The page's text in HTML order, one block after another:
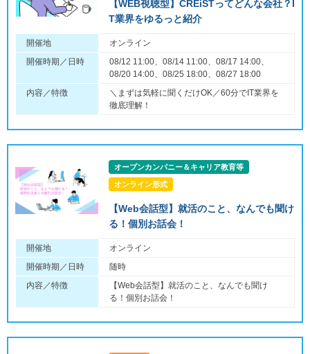
【WEB視聴型】CREiSTってどんな会社？I
T業界をゆるっと紹介
開催地
オンライン
開催時期／日時
08/12 11:00、08/14 11:00、08/17 14:00、
08/20 14:00、08/25 18:00、08/27 18:00
内容／特徴
＼まずは気軽に聞くだけOK／60分でIT業界を
徹底理解！
オープンカンパニー＆キャリア教育等
オンライン形式
【Web会話型】就活のこと、なんでも聞け
る！個別お話会！
開催地
オンライン
開催時期／日時
随時
内容／特徴
【Web会話型】就活のこと、なんでも聞け
る！個別お話会！